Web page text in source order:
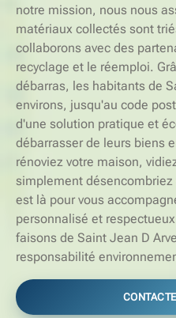
notre mission, nous nous
matériaux collectés sont
collaborons avec des
recyclage et le réemploi.
débarras, les habitants de
environs, jusqu'au code
d'une solution pratique et
débarrasser de leurs biens
rénoviez votre maison,
simplement
est là pour vous
personnalisé et
faisons de Saint Jean D
responsabilité